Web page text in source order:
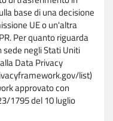
base di una decisione
UE o un'altra
Per quanto riguarda
negli Stati Uniti
Data Privacy
list)
approvato con
1795 del 10 luglio